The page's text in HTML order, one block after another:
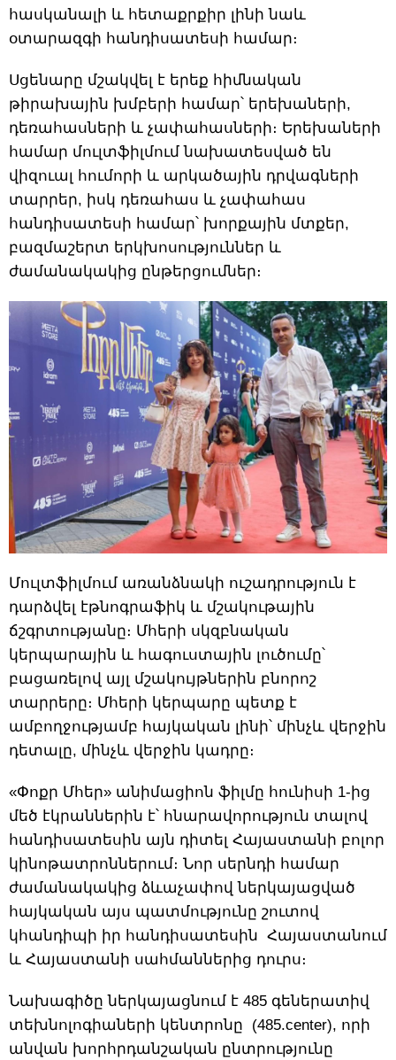
հասկանալի և հետաքրքիր լինի նաև
օտարազգի հանդիսատեսի համար։
Սցենարը մշակվել է երեք հիմնական
թիրախային խմբերի համար՝ երեխաների,
դեռահասների և չափահասների։ Երեխաների
համար մուլտֆիլմում նախատեսված են
վիզուալ հումորի և արկածային դրվագների
տարրեր, իսկ դեռահաս և չափահաս
հանդիսատեսի համար՝ խորքային մտքեր,
բազմաշերտ երկխոսություններ և
ժամանակակից ընթերցումներ։
Մուլտֆիլմում առանձնակի ուշադրություն է
դարձվել էթնոգրաֆիկ և մշակութային
ճշգրտությանը։ Մհերի սկզբնական
կերպարային և հագուստային լուծումը՝
բացառելով այլ մշակույթներին բնորոշ
տարրերը։ Մհերի կերպարը պետք է
ամբողջությամբ հայկական լինի՝ մինչև վերջին
դետալը, մինչև վերջին կադրը։
«Փոքր Մհեր» անիմացիոն ֆիլմը հունիսի 1-ից
մեծ էկրաններին է՝ հնարավորություն տալով
հանդիսատեսին այն դիտել Հայաստանի բոլոր
կինոթատրոններում։ Նոր սերնդի համար
ժամանակակից ձևաչափով ներկայացված
հայկական այս պատմությունը շուտով
կհանդիպի իր հանդիսատեսին Հայաստանում
և Հայաստանի սահմաններից դուրս։
Նախագիծը ներկայացնում է 485 գեներատիվ
տեխնոլոգիաների կենտրոնը (485.center), որի
անվան խորհրդանշական ընտրությունը